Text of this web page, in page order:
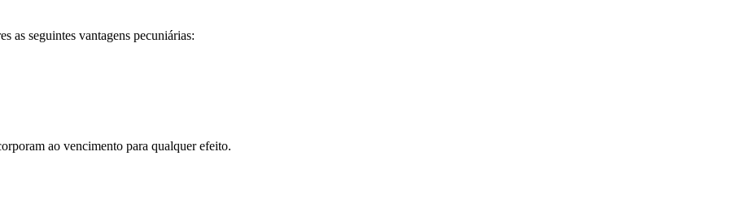
as seguintes vantagens pecuniárias:
ao vencimento para qualquer efeito.